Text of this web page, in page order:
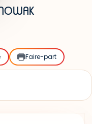
Faire-part